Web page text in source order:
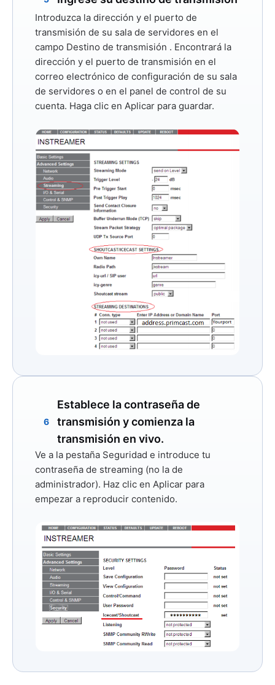
Introduzca la dirección y el puerto de
transmisión de su sala de servidores en el
campo Destino de transmisión . Encontrará la
dirección y el puerto de transmisión en el
correo electrónico de configuración de su sala
de servidores o en el panel de control de su
cuenta. Haga clic en Aplicar para guardar.
6
Establece la contraseña de
transmisión y comienza la
transmisión en vivo.
Ve a la pestaña Seguridad e introduce tu
contraseña de streaming (no la de
administrador). Haz clic en Aplicar para
empezar a reproducir contenido.